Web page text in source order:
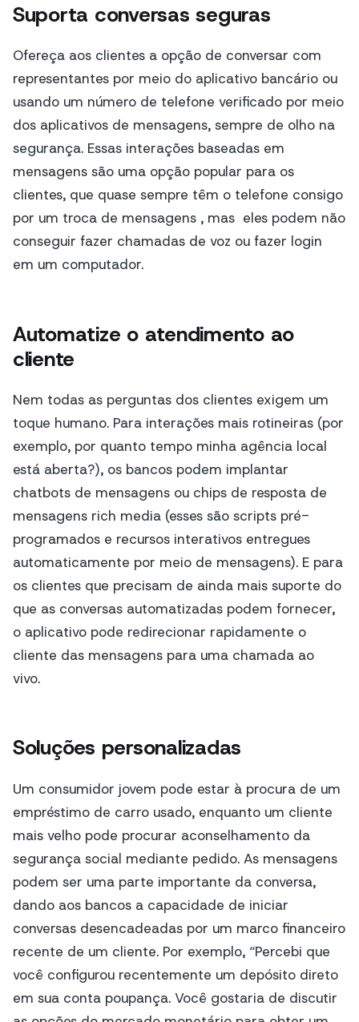
Suporta conversas seguras
Ofereça aos clientes a opção de conversar com
representantes por meio do aplicativo bancário ou
usando um número de telefone verificado por meio
dos aplicativos de mensagens, sempre de olho na
segurança. Essas interações baseadas em
mensagens são uma opção popular para os
clientes, que quase sempre têm o telefone consigo
por um troca de mensagens , mas eles podem não
conseguir fazer chamadas de voz ou fazer login
em um computador.
Automatize o atendimento ao
cliente
Nem todas as perguntas dos clientes exigem um
toque humano. Para interações mais rotineiras (por
exemplo, por quanto tempo minha agência local
está aberta?), os bancos podem implantar
chatbots de mensagens ou chips de resposta de
mensagens rich media (esses são scripts pré-
programados e recursos interativos entregues
automaticamente por meio de mensagens). E para
os clientes que precisam de ainda mais suporte do
que as conversas automatizadas podem fornecer,
o aplicativo pode redirecionar rapidamente o
cliente das mensagens para uma chamada ao
vivo.
Soluções personalizadas
Um consumidor jovem pode estar à procura de um
empréstimo de carro usado, enquanto um cliente
mais velho pode procurar aconselhamento da
segurança social mediante pedido. As mensagens
podem ser uma parte importante da conversa,
dando aos bancos a capacidade de iniciar
conversas desencadeadas por um marco financeiro
recente de um cliente. Por exemplo, “Percebi que
você configurou recentemente um depósito direto
em sua conta poupança. Você gostaria de discutir